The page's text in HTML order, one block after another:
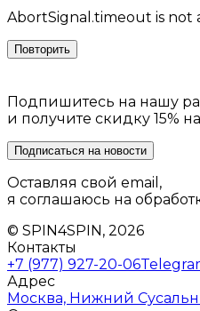
AbortSignal.timeout is not
Повторить
Подпишитесь на нашу
и получите скидку 15%
Подписаться на новости
Оставляя свой email,
я соглашаюсь на
© SPIN4SPIN, 2026
Контакты
+7 (977) 927-20-06
Адрес
Москва, Нижний